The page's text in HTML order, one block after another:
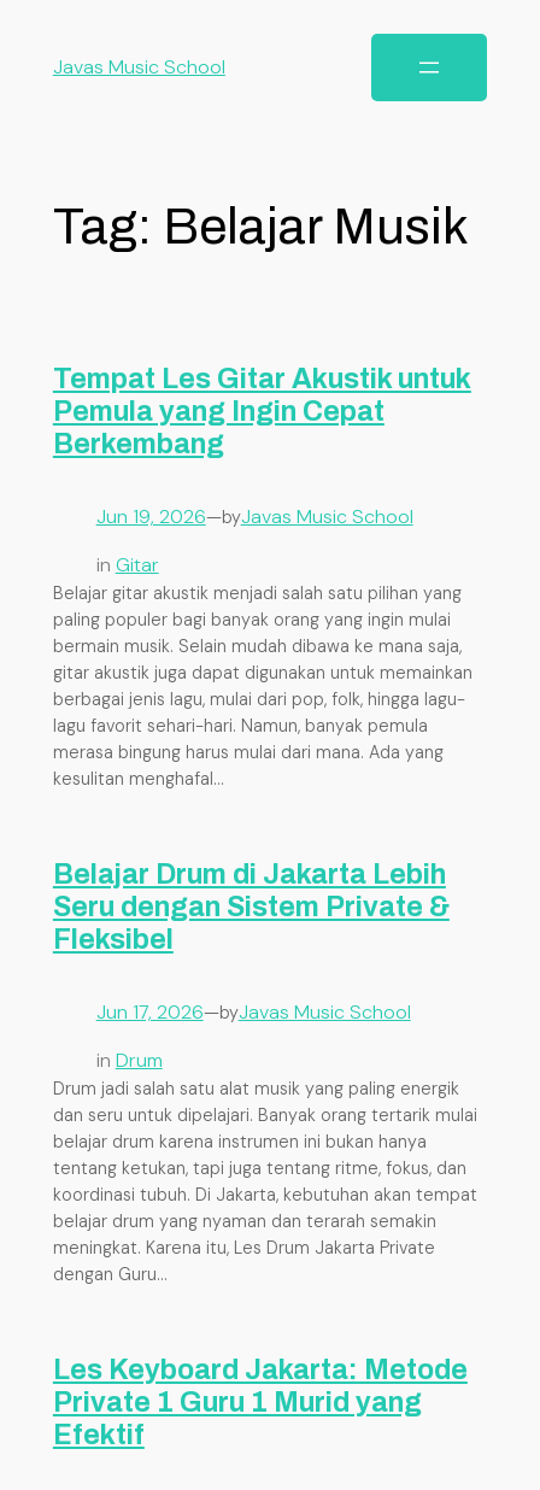
Javas Music School
Tag: Belajar Musik
Tempat Les Gitar Akustik untuk
Pemula yang Ingin Cepat
Berkembang
Jun 19, 2026—byJavas Music School
in Gitar
Belajar gitar akustik menjadi salah satu pilihan yang
paling populer bagi banyak orang yang ingin mulai
bermain musik. Selain mudah dibawa ke mana saja,
gitar akustik juga dapat digunakan untuk memainkan
berbagai jenis lagu, mulai dari pop, folk, hingga lagu-
lagu favorit sehari-hari. Namun, banyak pemula
merasa bingung harus mulai dari mana. Ada yang
kesulitan menghafal…
Belajar Drum di Jakarta Lebih
Seru dengan Sistem Private &
Fleksibel
Jun 17, 2026—byJavas Music School
in Drum
Drum jadi salah satu alat musik yang paling energik
dan seru untuk dipelajari. Banyak orang tertarik mulai
belajar drum karena instrumen ini bukan hanya
tentang ketukan, tapi juga tentang ritme, fokus, dan
koordinasi tubuh. Di Jakarta, kebutuhan akan tempat
belajar drum yang nyaman dan terarah semakin
meningkat. Karena itu, Les Drum Jakarta Private
dengan Guru…
Les Keyboard Jakarta: Metode
Private 1 Guru 1 Murid yang
Efektif